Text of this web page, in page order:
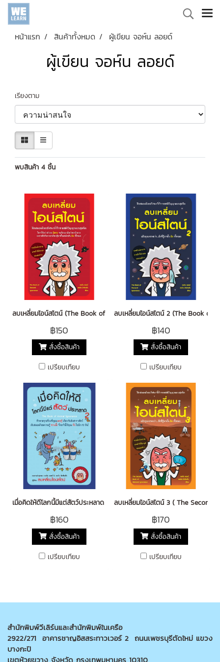
หน้าแรก สินค้าทั้งหมด ผู้เขียน จอห์น ลอยด์
ผู้เขียน จอห์น ลอยด์
เรียงตาม
พบสินค้า 4 ชิ้น
ลบเหลี่ยมไอน์สไตน์ (The Book of General Ignorance)
฿150
สั่งซื้อสินค้า
เปรียบเทียบ
ลบเหลี่ยมไอน์สไตน์ 2 (The Book of
฿140
สั่งซื้อสินค้า
เปรียบเทียบ
เมื่อคิดให้ดีโลกนี้มีแต่สัตว์ประหลาด 2 ( The Book of Animal Ignorance)
฿160
สั่งซื้อสินค้า
เปรียบเทียบ
ลบเหลี่ยมไอน์สไตน์ 3 ( The Second
฿170
สั่งซื้อสินค้า
เปรียบเทียบ
สำนักพิมพ์วีเลิร์นและสำนักพิมพ์ในเครือ
2922/271 อาคารชาญอิสสระทาวเวอร์ 2 ถนนเพชรบุรีตัดใหม่ แขวง
บางกะปิ
เขตห้วยขวาง จังหวัด กรุงเทพมหานคร 10310